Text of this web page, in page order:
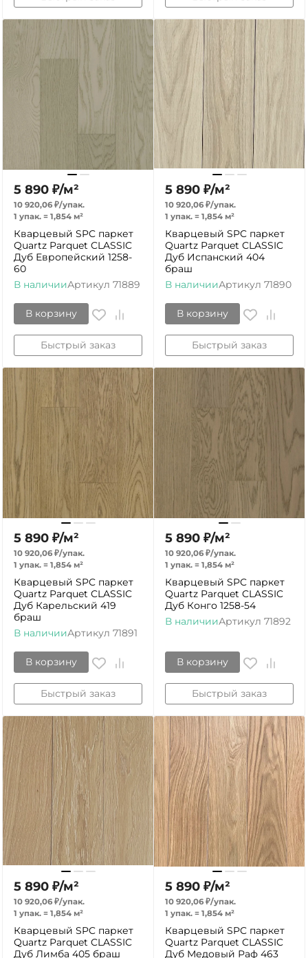
5 890 ₽/м²
10 920,06 ₽/упак.
1 упак. = 1,854 м²
Кварцевый SPC паркет
Quartz Parquet CLASSIC
Дуб Европейский 1258-
60
В наличииАртикул 71889
В корзину
Быстрый заказ
5 890 ₽/м²
10 920,06 ₽/упак.
1 упак. = 1,854 м²
Кварцевый SPC паркет
Quartz Parquet CLASSIC
Дуб Испанский 404
браш
В наличииАртикул 71890
В корзину
Быстрый заказ
5 890 ₽/м²
10 920,06 ₽/упак.
1 упак. = 1,854 м²
Кварцевый SPC паркет
Quartz Parquet CLASSIC
Дуб Карельский 419
браш
В наличииАртикул 71891
В корзину
Быстрый заказ
5 890 ₽/м²
10 920,06 ₽/упак.
1 упак. = 1,854 м²
Кварцевый SPC паркет
Quartz Parquet CLASSIC
Дуб Конго 1258-54
В наличииАртикул 71892
В корзину
Быстрый заказ
5 890 ₽/м²
10 920,06 ₽/упак.
1 упак. = 1,854 м²
Кварцевый SPC паркет
Quartz Parquet CLASSIC
Дуб Лимба 405 браш
5 890 ₽/м²
10 920,06 ₽/упак.
1 упак. = 1,854 м²
Кварцевый SPC паркет
Quartz Parquet CLASSIC
Дуб Медовый Раф 463